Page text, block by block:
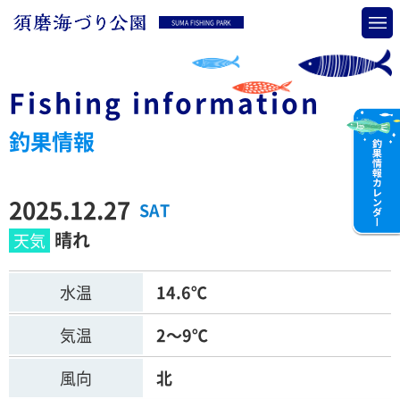
SUMA FISHING PARK
Fishing information
釣果情報
2025.12.27 SAT
晴れ
水温
14.6℃
気温
2～9℃
風向
北